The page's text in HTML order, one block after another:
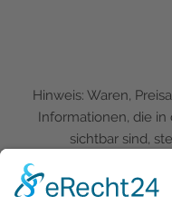
Hinweis: Waren,
Informationen, die
sichtbar sind,